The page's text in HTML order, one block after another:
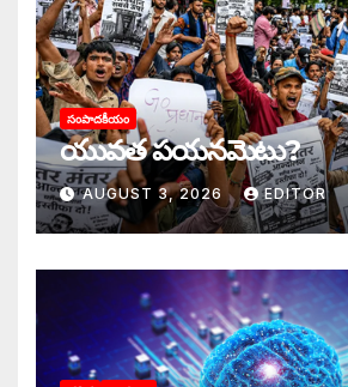
సంపాదకీయం
యువత పయనమెటు?
AUGUST 3, 2026 EDITOR